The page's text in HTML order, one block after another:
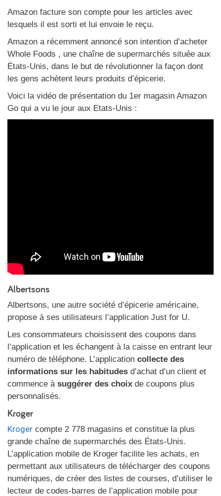
Amazon facture son compte pour les articles avec
lesquels il est sorti et lui envoie le reçu.
Amazon a récemment annoncé son intention d’acheter
Whole Foods , une chaîne de supermarchés située aux
États-Unis, dans le but de révolutionner la façon dont
les gens achètent leurs produits d’épicerie.
Voici la vidéo de présentation du 1er magasin Amazon
Go qui a vu le jour aux Etats-Unis :
Albertsons
Albertsons, une autre société d’épicerie américaine,
propose à ses utilisateurs l’application Just for U.
Les consommateurs choisissent des coupons dans
l’application et les échangent à la caisse en entrant leur
numéro de téléphone. L’application collecte des
informations sur les habitudes d’achat d’un client et
commence à suggérer des choix de coupons plus
personnalisés.
Kroger
Kroger compte 2 778 magasins et constitue la plus
grande chaîne de supermarchés des États-Unis.
L’application mobile de Kroger facilite les achats, en
permettant aux utilisateurs de télécharger des coupons
numériques, de créer des listes de courses, d’utiliser le
lecteur de codes-barres de l’application mobile pour